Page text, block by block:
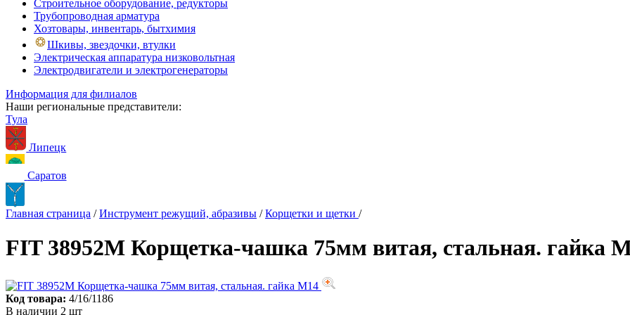
Строительное оборудование, редукторы
Трубопроводная арматура
Хозтовары, инвентарь, бытхимия
Шкивы, звездочки, втулки
Электрическая аппаратура низковольтная
Электродвигатели и электрогенераторы
Информация для филиалов
Наши региональные представители:
Тула
Липецк
Саратов
Главная страница / Инструмент режущий, абразивы / Корщетки и щетки /
FIT 38952М Корщетка-чашка 75мм витая, стальная. гайка
Код товара: 4/16/1186
В наличии 2 шт